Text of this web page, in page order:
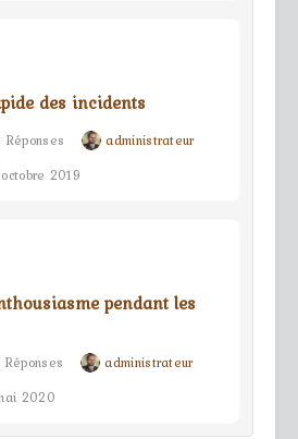
des incidents
administrateur
2019
pendant les
administrateur
2020